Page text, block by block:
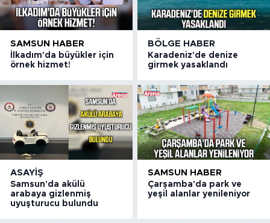
SAMSUN HABER
İlkadım'da büyükler için
örnek hizmet!
BÖLGE HABER
Karadeniz'de denize
girmek yasaklandı
ASAYIŞ
Samsun'da akülü
arabaya gizlenmiş
uyuşturucu bulundu
SAMSUN HABER
Çarşamba'da park ve
yeşil alanlar yenileniyor